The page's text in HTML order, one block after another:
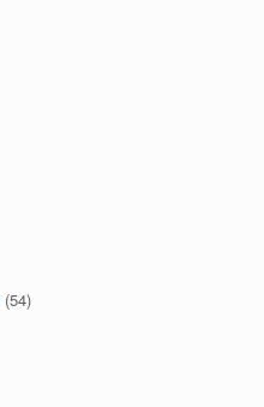
(54)